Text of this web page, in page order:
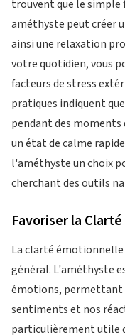
trouvent que le
améthyste peut créer
ainsi une relaxation
votre quotidien, vous
facteurs de stress
pratiques indiquent
pendant des
un état de calme
l'améthyste un choix
cherchant des outils
Favoriser la
La clarté
général. L'améthyste
émotions, permettant
sentiments et nos
particulièrement utile